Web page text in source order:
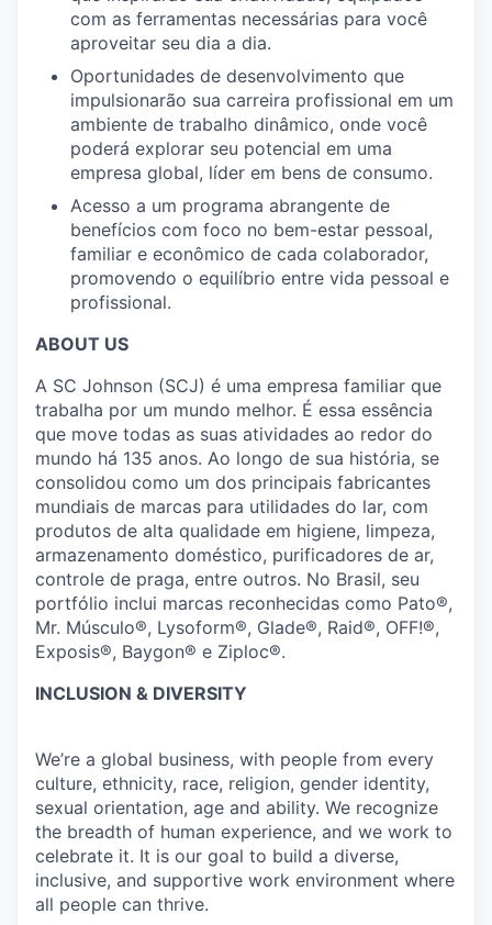
com as ferramentas necessárias para você
aproveitar seu dia a dia.
Oportunidades de desenvolvimento que
impulsionarão sua carreira profissional em um
ambiente de trabalho dinâmico, onde você
poderá explorar seu potencial em uma
empresa global, líder em bens de consumo.
Acesso a um programa abrangente de
benefícios com foco no bem-estar pessoal,
familiar e econômico de cada colaborador,
promovendo o equilíbrio entre vida pessoal e
profissional.
ABOUT US
A SC Johnson (SCJ) é uma empresa familiar que
trabalha por um mundo melhor. É essa essência
que move todas as suas atividades ao redor do
mundo há 135 anos. Ao longo de sua história, se
consolidou como um dos principais fabricantes
mundiais de marcas para utilidades do lar, com
produtos de alta qualidade em higiene, limpeza,
armazenamento doméstico, purificadores de ar,
controle de praga, entre outros. No Brasil, seu
portfólio inclui marcas reconhecidas como Pato®,
Mr. Músculo®, Lysoform®, Glade®, Raid®, OFF!®,
Exposis®, Baygon® e Ziploc®.
INCLUSION & DIVERSITY
We’re a global business, with people from every
culture, ethnicity, race, religion, gender identity,
sexual orientation, age and ability. We recognize
the breadth of human experience, and we work to
celebrate it. It is our goal to build a diverse,
inclusive, and supportive work environment where
all people can thrive.